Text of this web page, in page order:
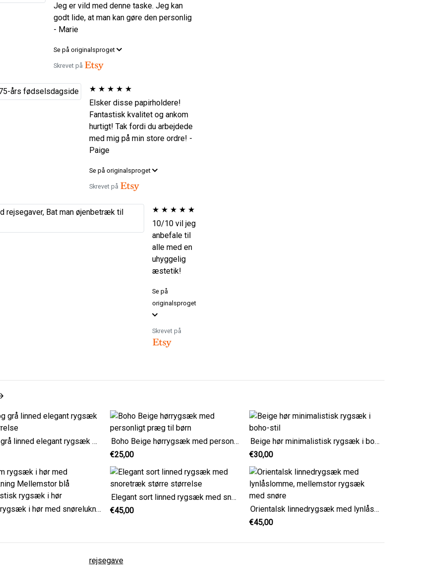
Jeg er vild med denne taske. Jeg kan
godt lide, at man kan gøre den personlig
- Marie
Se på originalsproget
Skrevet på
★ ★ ★ ★ ★
Elsker disse papirholdere!
Fantastisk kvalitet og ankom
hurtigt! Tak fordi du arbejdede
med mig på min store ordre! -
Paige
Se på originalsproget
Skrevet på
★ ★ ★ ★ ★
10/10 vil jeg
anbefale til
alle med en
uhyggelig
æstetik!
Se på
originalsproget
Skrevet på
Grøn og grå linned elegant rygsæk stor størrelse
Boho Beige hørrygsæk med personligt præg til børn
€25,00
Beige hør minimalistisk rygsæk i boho-stil
€30,00
Maritim rygsæk i hør med snørelukning Mellemstor blå minimalistisk rygsæk i hør
Elegant sort linned rygsæk med snoretræk større størrelse
€45,00
Orientalsk linnedrygsæk med lynlåslomme, mellemstor rygsæk med snøre
€45,00
rejsegave